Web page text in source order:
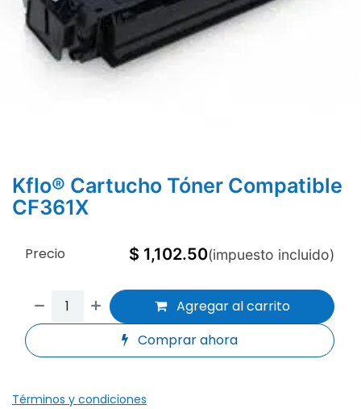
Kflo® Cartucho Tóner Compatible
CF361X
Agregar al carrito
Comprar ahora
Precio $ 1,102.50(impuesto incluido)
Términos y condiciones